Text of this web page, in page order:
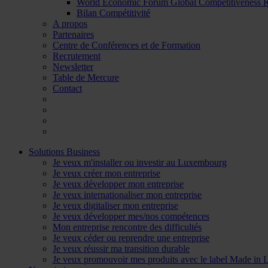
World Economic Forum Global Competitiveness
Bilan Compétitivité
A propos
Partenaires
Centre de Conférences et de Formation
Recrutement
Newsletter
Table de Mercure
Contact
Solutions Business
Je veux m'installer ou investir au Luxembourg
Je veux créer mon entreprise
Je veux développer mon entreprise
Je veux internationaliser mon entreprise
Je veux digitaliser mon entreprise
Je veux développer mes/nos compétences
Mon entreprise rencontre des difficultés
Je veux céder ou reprendre une entreprise
Je veux réussir ma transition durable
Je veux promouvoir mes produits avec le label Made in